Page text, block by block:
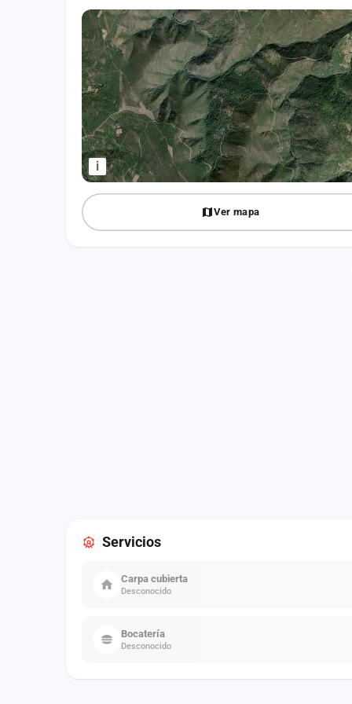
i
Ver mapa
Servicios
Carpa cubierta
Desconocido
Bocatería
Desconocido
Iniciar sesión
Crear cuenta